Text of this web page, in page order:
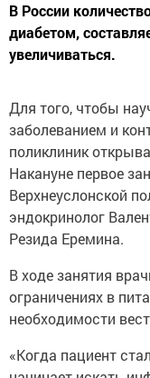
В России
диабетом,
увеличиваться.
Для того, чтобы
заболеванием и
поликлиник
Накануне первое
Верхнеуслонской
эндокринолог
Резида Еремина.
В ходе занятия
ограничениях в
необходимости
«Когда пациент